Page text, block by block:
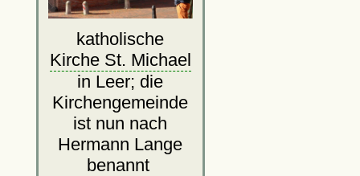
katholische
Kirche St. Michael
in Leer; die
Kirchengemeinde
ist nun nach
Hermann Lange
benannt